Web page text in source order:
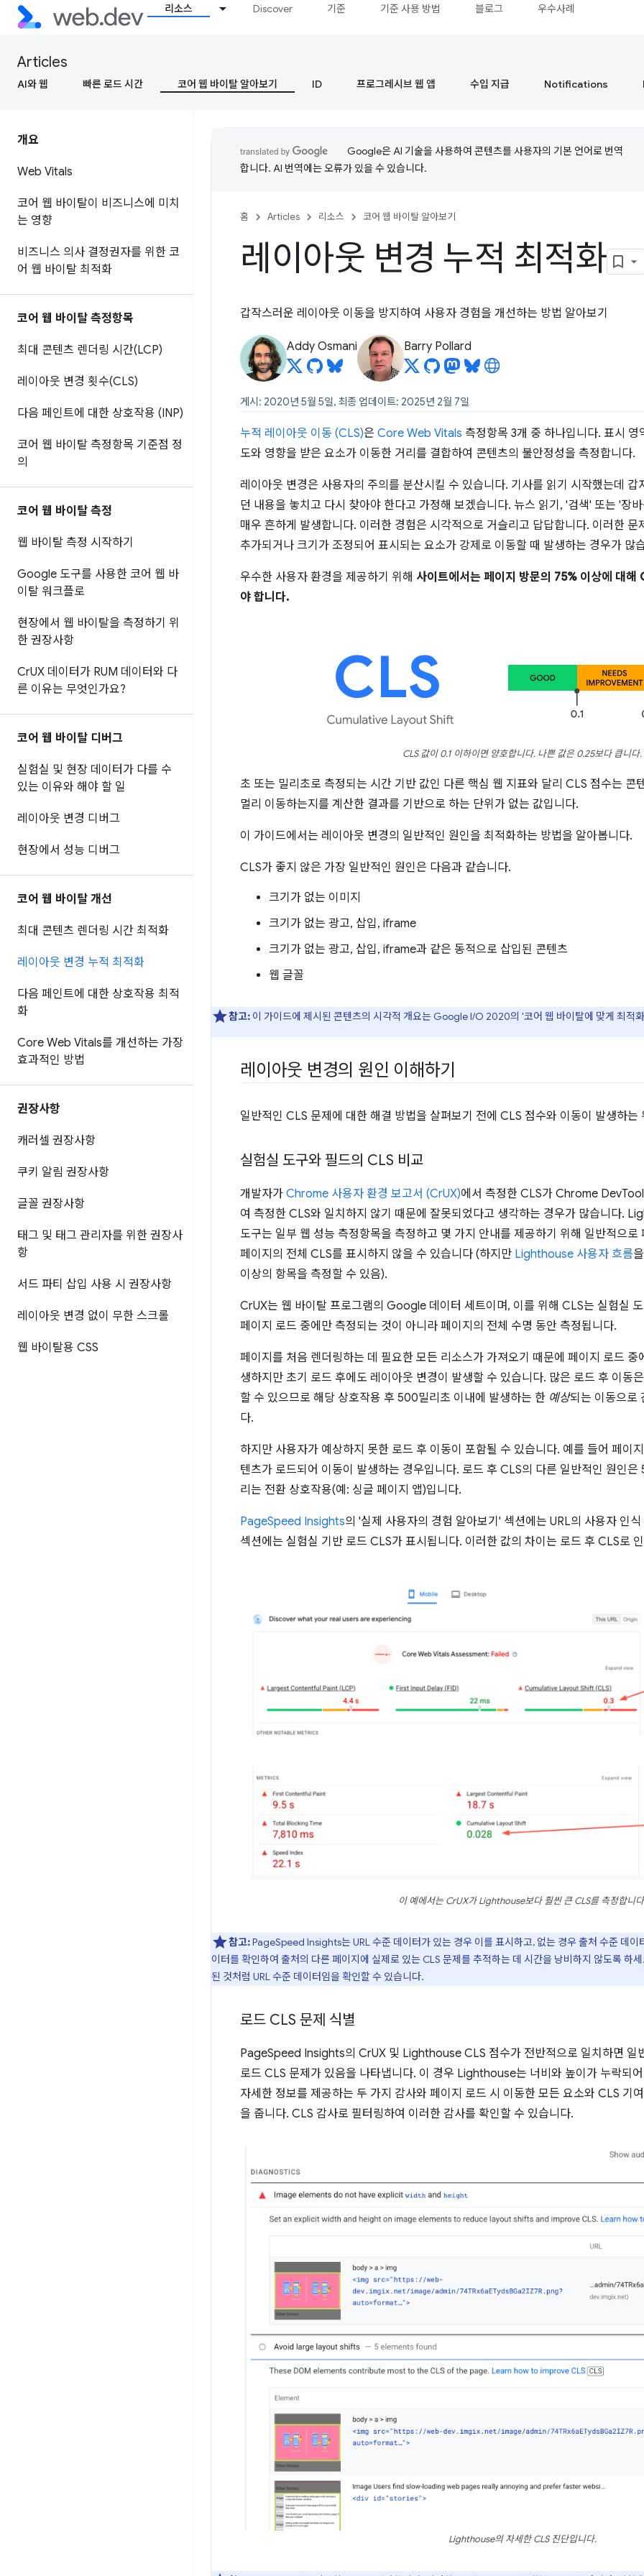
리소스 Discover 기준 기준 사용 방법 블로그 우수사례
Articles
AI와 웹 빠른 로드 시간 코어 웹 바이탈 알아보기 ID 프로그레시브 웹 앱 수입 지급 Notifications
개요
Web Vitals
코어 웹 바이탈이 비즈니스에 미치
는 영향
비즈니스 의사 결정권자를 위한 코
어 웹 바이탈 최적화
코어 웹 바이탈 측정항목
최대 콘텐츠 렌더링 시간(LCP)
레이아웃 변경 횟수(CLS)
다음 페인트에 대한 상호작용 (INP)
코어 웹 바이탈 측정항목 기준점 정
의
코어 웹 바이탈 측정
웹 바이탈 측정 시작하기
Google 도구를 사용한 코어 웹 바
이탈 워크플로
현장에서 웹 바이탈을 측정하기 위
한 권장사항
CrUX 데이터가 RUM 데이터와 다
른 이유는 무엇인가요?
코어 웹 바이탈 디버그
실험실 및 현장 데이터가 다를 수
있는 이유와 해야 할 일
레이아웃 변경 디버그
현장에서 성능 디버그
코어 웹 바이탈 개선
최대 콘텐츠 렌더링 시간 최적화
레이아웃 변경 누적 최적화
다음 페인트에 대한 상호작용 최적
화
Core Web Vitals를 개선하는 가장
효과적인 방법
권장사항
캐러셀 권장사항
쿠키 알림 권장사항
글꼴 권장사항
태그 및 태그 관리자를 위한 권장사
항
서드 파티 삽입 사용 시 권장사항
레이아웃 변경 없이 무한 스크롤
웹 바이탈용 CSS
Google은 AI 기술을 사용하여 콘텐츠를 사용자의 기본 언어로 번역
합니다. AI 번역에는 오류가 있을 수 있습니다.
홈 Articles 리소스 코어 웹 바이탈 알아보기
레이아웃 변경 누적 최적화
갑작스러운 레이아웃 이동을 방지하여 사용자 경험을 개선하는 방법 알아보기
Addy Osmani Barry Pollard
게시: 2020년 5월 5일, 최종 업데이트: 2025년 2월 7일
누적 레이아웃 이동 (CLS)은 Core Web Vitals 측정항목 3개 중 하나입니다. 표시
도와 영향을 받은 요소가 이동한 거리를 결합하여 콘텐츠의 불안정성을 측정합니다.
레이아웃 변경은 사용자의 주의를 분산시킬 수 있습니다. 기사를 읽기 시작했는데
던 내용을 놓치고 다시 찾아야 한다고 가정해 보겠습니다. 뉴스 읽기, '검색' 또는 '장
매우 흔하게 발생합니다. 이러한 경험은 시각적으로 거슬리고 답답합니다. 이러한
추가되거나 크기가 조정되어 표시되는 요소가 강제로 이동할 때 발생하는 경우가 많
우수한 사용자 환경을 제공하기 위해 사이트에서는 페이지 방문의 75% 이상에 대해
야 합니다.
CLS 값이 0.1 이하이면 양호합니다. 나쁜 값은 0.25보다 큽니다.
초 또는 밀리초로 측정되는 시간 기반 값인 다른 핵심 웹 지표와 달리 CLS 점수는 콘
멀리 이동하는지를 계산한 결과를 기반으로 하는 단위가 없는 값입니다.
이 가이드에서는 레이아웃 변경의 일반적인 원인을 최적화하는 방법을 알아봅니다.
CLS가 좋지 않은 가장 일반적인 원인은 다음과 같습니다.
크기가 없는 이미지
크기가 없는 광고, 삽입, iframe
크기가 없는 광고, 삽입, iframe과 같은 동적으로 삽입된 콘텐츠
웹 글꼴
참고: 이 가이드에 제시된 콘텐츠의 시각적 개요는 Google I/O 2020의 '코어 웹 바이탈에 맞게 최적
레이아웃 변경의 원인 이해하기
일반적인 CLS 문제에 대한 해결 방법을 살펴보기 전에 CLS 점수와 이동이 발생하
실험실 도구와 필드의 CLS 비교
개발자가 Chrome 사용자 환경 보고서 (CrUX)에서 측정한 CLS가 Chrome
여 측정한 CLS와 일치하지 않기 때문에 잘못되었다고 생각하는 경우가 많습니다.
도구는 일부 웹 성능 측정항목을 측정하고 몇 가지 안내를 제공하기 위해 일반적으
페이지의 전체 CLS를 표시하지 않을 수 있습니다 (하지만 Lighthouse 사용자 흐름
이상의 항목을 측정할 수 있음).
CrUX는 웹 바이탈 프로그램의 Google 데이터 세트이며, 이를 위해 CLS는 실험실
페이지 로드 중에만 측정되는 것이 아니라 페이지의 전체 수명 동안 측정됩니다.
페이지를 처음 렌더링하는 데 필요한 모든 리소스가 가져오기 때문에 페이지 로드
생하지만 초기 로드 후에도 레이아웃 변경이 발생할 수 있습니다. 많은 로드 후 이동
할 수 있으므로 해당 상호작용 후 500밀리초 이내에 발생하는 한 예상되는 이동으로
다.
하지만 사용자가 예상하지 못한 로드 후 이동이 포함될 수 있습니다. 예를 들어 페이
텐츠가 로드되어 이동이 발생하는 경우입니다. 로드 후 CLS의 다른 일반적인 원인
리는 전환 상호작용(예: 싱글 페이지 앱)입니다.
PageSpeed Insights의 '실제 사용자의 경험 알아보기' 섹션에는 URL의 사용자 인
섹션에는 실험실 기반 로드 CLS가 표시됩니다. 이러한 값의 차이는 로드 후 CLS로
이 예에서는 CrUX가 Lighthouse보다 훨씬 큰 CLS를 측정합니
참고:PageSpeed Insights는 URL 수준 데이터가 있는 경우 이를 표시하고, 없는 경우 출처 수준 데
이터를 확인하여 출처의 다른 페이지에 실제로 있는 CLS 문제를 추적하는 데 시간을 낭비하지 않도록 하
된 것처럼 URL 수준 데이터임을 확인할 수 있습니다.
로드 CLS 문제 식별
PageSpeed Insights의 CrUX 및 Lighthouse CLS 점수가 전반적으로 일치하면 일
로드 CLS 문제가 있음을 나타냅니다. 이 경우 Lighthouse는 너비와 높이가 누락되
자세한 정보를 제공하는 두 가지 감사와 페이지 로드 시 이동한 모든 요소와 CLS 기
을 줍니다. CLS 감사로 필터링하여 이러한 감사를 확인할 수 있습니다.
Lighthouse의 자세한 CLS 진단입니다.